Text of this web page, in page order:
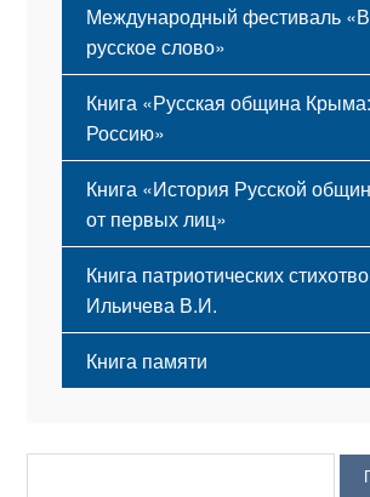
Международный фестиваль
русское слово»
Книга «Русская община
Россию»
Книга «История Русской
от первых лиц»
Книга патриотических
Ильичева В.И.
Книга памяти